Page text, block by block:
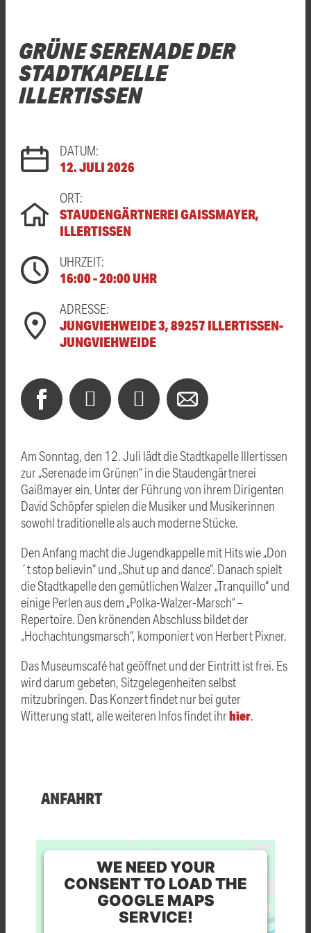
GRÜNE SERENADE DER
STADTKAPELLE
ILLERTISSEN
DATUM:
12. JULI 2026
ORT:
STAUDENGÄRTNEREI GAISSMAYER, I
LLERTISSEN
UHRZEIT:
16:00 - 20:00 UHR
ADRESSE:
JUNGVIEHWEIDE 3, 89257 ILLERTISSEN-
JUNGVIEHWEIDE
Am Sonntag, den 12. Juli lädt die Stadtkapelle Illertissen
zur „Serenade im Grünen“ in die Staudengärtnerei
Gaißmayer ein. Unter der Führung von ihrem Dirigenten
David Schöpfer spielen die Musiker und Musikerinnen
sowohl traditionelle als auch moderne Stücke.
Den Anfang macht die Jugendkappelle mit Hits wie „Don
´t stop believin“ und „Shut up and dance“. Danach spielt
die Stadtkapelle den gemütlichen Walzer „Tranquillo“ und
einige Perlen aus dem „Polka-Walzer-Marsch“ –
Repertoire. Den krönenden Abschluss bildet der
„Hochachtungsmarsch“, komponiert von Herbert Pixner.
Das Museumscafé hat geöffnet und der Eintritt ist frei. Es
wird darum gebeten, Sitzgelegenheiten selbst
mitzubringen. Das Konzert findet nur bei guter
Witterung statt, alle weiteren Infos findet ihrhier.
ANFAHRT
WE NEED YOUR
CONSENT TO LOAD THE
GOOGLE MAPS
SERVICE!